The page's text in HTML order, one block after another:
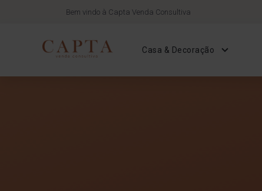
Bem vindo à Capta Venda Consultiva
Casa & Decoração